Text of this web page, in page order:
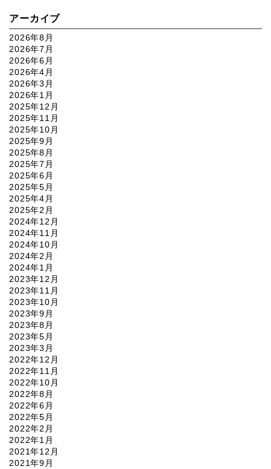
アーカイブ
2026年8月
2026年7月
2026年6月
2026年4月
2026年3月
2026年1月
2025年12月
2025年11月
2025年10月
2025年9月
2025年8月
2025年7月
2025年6月
2025年5月
2025年4月
2025年2月
2024年12月
2024年11月
2024年10月
2024年2月
2024年1月
2023年12月
2023年11月
2023年10月
2023年9月
2023年8月
2023年5月
2023年3月
2022年12月
2022年11月
2022年10月
2022年8月
2022年6月
2022年5月
2022年2月
2022年1月
2021年12月
2021年9月